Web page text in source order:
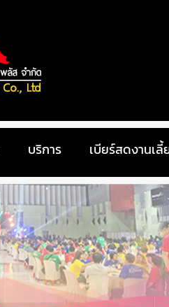
บริการ เบียร์สดงานเ